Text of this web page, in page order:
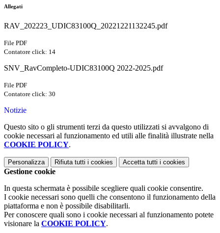
Allegati
RAV_202223_UDIC83100Q_20221221132245.pdf
File PDF
Contatore click: 14
SNV_RavCompleto-UDIC83100Q 2022-2025.pdf
File PDF
Contatore click: 30
Notizie
Questo sito o gli strumenti terzi da questo utilizzati si avvalgono di
cookie necessari al funzionamento ed utili alle finalità illustrate nella
COOKIE POLICY.
Personalizza Rifiuta tutti i cookies Accetta tutti i cookies
Gestione cookie
In questa schermata è possibile scegliere quali cookie consentire.
I cookie necessari sono quelli che consentono il funzionamento della
piattaforma e non è possibile disabilitarli.
Per conoscere quali sono i cookie necessari al funzionamento potete
visionare la COOKIE POLICY.